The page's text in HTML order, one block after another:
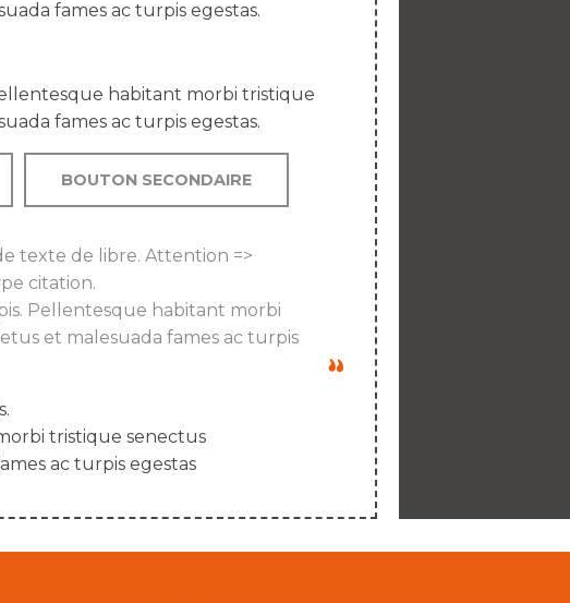
fames ac turpis egestas.
habitant morbi tristique
fames ac turpis egestas.
BOUTON SECONDAIRE
texte de libre. Attention =>
citation.
Pellentesque habitant morbi
et malesuada fames ac turpis
tristique senectus
ac turpis egestas